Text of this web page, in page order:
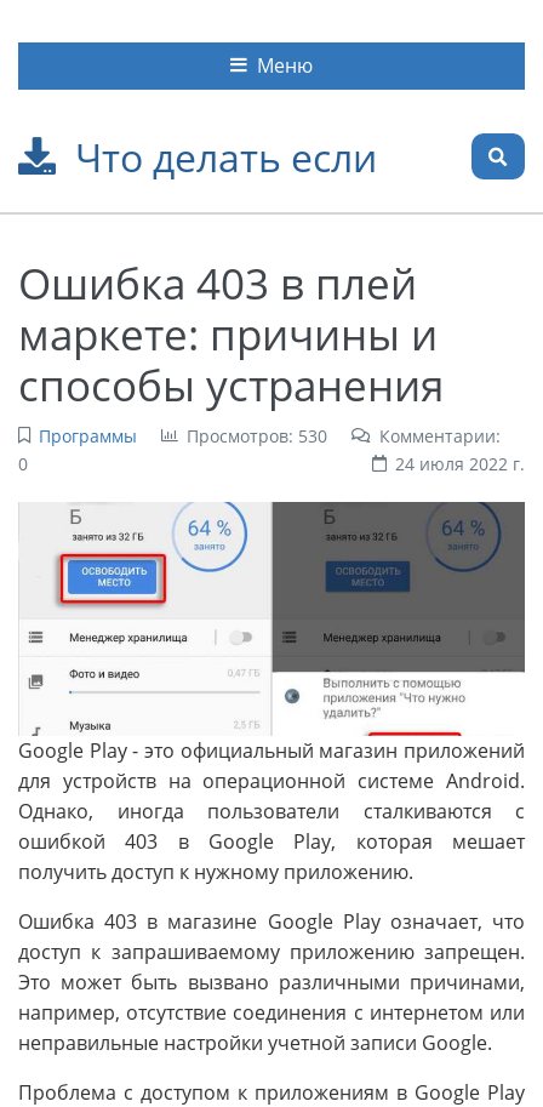
Что делать если
Меню
Ошибка 403 в плей
маркете: причины и
способы устранения
Программы Просмотров: 530
Комментарии:
0
24 июля 2022 г.
Google Play - это официальный магазин приложений
для устройств на операционной системе Android.
Однако, иногда пользователи сталкиваются с
ошибкой 403 в Google Play, которая мешает
получить доступ к нужному приложению.
Ошибка 403 в магазине Google Play означает, что
доступ к запрашиваемому приложению запрещен.
Это может быть вызвано различными причинами,
например, отсутствие соединения с интернетом или
неправильные настройки учетной записи Google.
Проблема с доступом к приложениям в Google Play